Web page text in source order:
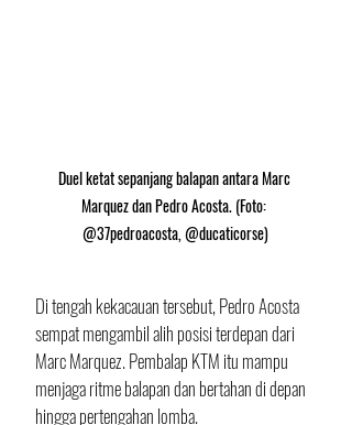
Duel ketat sepanjang balapan antara Marc
Marquez dan Pedro Acosta. (Foto:
@37pedroacosta, @ducaticorse)
Di tengah kekacauan tersebut, Pedro Acosta
sempat mengambil alih posisi terdepan dari
Marc Marquez. Pembalap KTM itu mampu
menjaga ritme balapan dan bertahan di depan
hingga pertengahan lomba.